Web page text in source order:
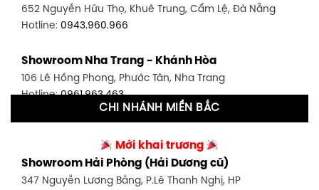
Hotline:0902.716.230
591 Hoàng Văn Thụ, P. 4, Tân Bình, TP HCM
Hotline:0906.256.759
Showroom Tân Bình 2 - TP. HCM
0986.71.8448
Showroom Thuận An - Bình Dương
652 Nguyễn Hữu Thọ, Khuê Trung, Cẩm Lệ, Đà Nẵng
Hotline: 0943.960.966
Showroom Nha Trang - Khánh Hòa
106 Lê Hồng Phong, Phước Tân, Nha Trang
Hotline:0961.963.463
27-29 Nguyễn Sỹ Sách, Hưng Bình, TP Vinh, Nghệ An
Hotline:0943.960.966
CHI NHÁNH MIỀN BẮC
Mới khai trương
Showroom Hải Phòng (Hải Dương cũ)
347 Nguyễn Lương Bằng, P.Lê Thanh Nghị, HP